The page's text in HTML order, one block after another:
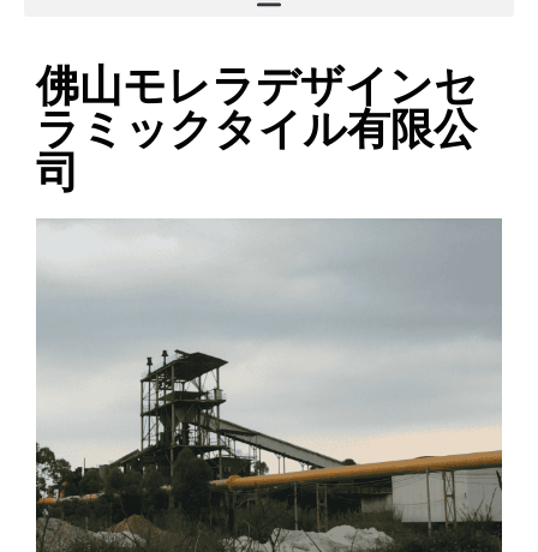
佛山モレラデザインセ
ラミックタイル有限公
司